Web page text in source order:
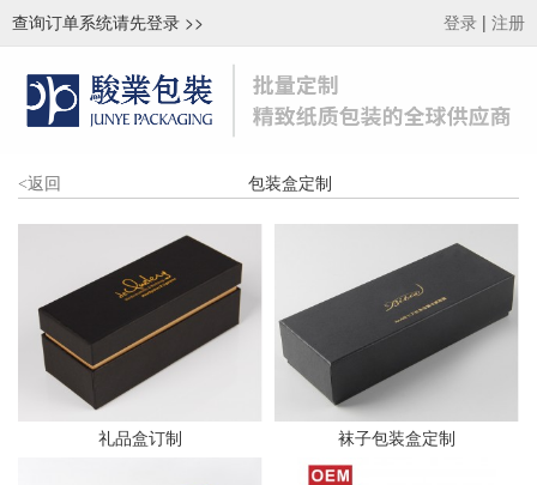
查询订单系统请先登录 >> 登录 | 注册
<返回 包装盒定制
礼品盒订制 袜子包装盒定制